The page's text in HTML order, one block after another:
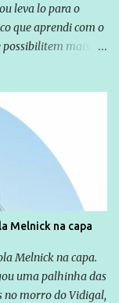
leva lo para o
que aprendi com o
mais e
do tipo que
trabalhar a ideia
que gere de
Exemplo: o
sobre operações
direitos, ou
pessoas, do mais
quais são
Melnick na capa
Melnick na capa.
uma palhinha das
no morro do Vidigal,